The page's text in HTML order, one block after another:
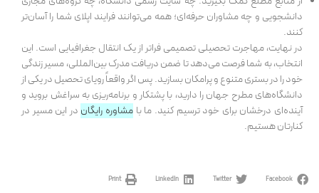
دانشجویی و چه مشاوران حرفه‌ای؛ همه می‌توانند فرایند اپلای شما را آسان‌تر
کنند.
در نهایت، مهاجرت تحصیلی تصمیمی فراتر از یک انتقال جغرافیایی است. این
انتخاب، به شما فرصت می‌دهد تا ضمن دریافت مدرک بین‌المللی، مسیر زندگی
خود را در بستری متنوع و پرامکان بسازید. پس اگر واقعاً رویای تحصیل در یکی از
دانشگاه‌های مطرح جهان را دارید، با پشتکار و برنامه‌ریزی به سراغش بروید و
آینده‌ای درخشان برای خود ترسیم کنید. ما با مشاوره رایگان در این مسیر در
کنارتان هستیم.
Facebook
Twitter
LinkedIn
Print